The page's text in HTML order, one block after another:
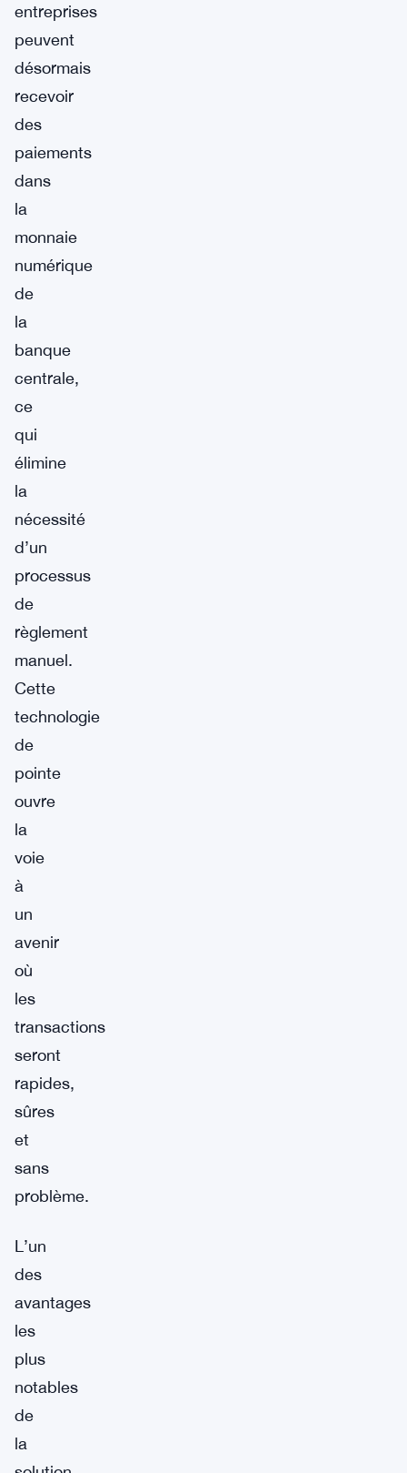
entreprises
peuvent
désormais
recevoir
des
paiements
dans
la
monnaie
numérique
de
la
banque
centrale,
ce
qui
élimine
la
nécessité
d’un
processus
de
règlement
manuel.
Cette
technologie
de
pointe
ouvre
la
voie
à
un
avenir
où
les
transactions
seront
rapides,
sûres
et
sans
problème.
L’un
des
avantages
les
plus
notables
de
la